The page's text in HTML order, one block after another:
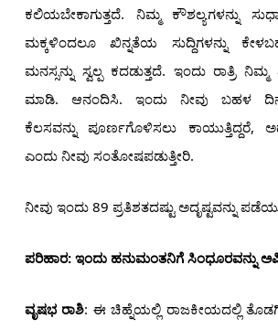
ಕಲಿಯಬೇಕಾಗುತ್ತದೆ. ನಿಮ್ಮ ಕೌಶಲ್ಯಗಳನ್ನು
ಮಕ್ಕಳಿಂದಲೂ ಖಿನ್ನತೆಯ ಸುದ್ದಿಗಳನ್ನು
ಮನಸ್ಸನ್ನು ಸ್ವಲ್ಪ ಕದಡುತ್ತದೆ. ಇಂದು ರಾತ್ರಿ ನಿಮ್ಮ
ಮಾಡಿ. ಆನಂದಿಸಿ. ಇಂದು ನೀವು ಬಹಳ
ಕೆಲಸವನ್ನು ಪೂರ್ಣಗೊಳಿಸಲು ಕಾಯುತ್ತಿದ್ದರೆ,
ಎಂದು ನೀವು ಸಂತೋಷಪಡುತ್ತೀರಿ.
ನೀವು ಇಂದು 89 ಪ್ರತಿಶತದಷ್ಟು ಅದೃಷ್ಟವನ್ನು
ಪರಿಹಾರ: ಇಂದು ಹನುಮಂತನಿಗೆ ಸಿಂಧೂರವನ್ನು
ವೃಷಭ ರಾಶಿ: ಈ ಚಿಹ್ನೆಯಲ್ಲಿ ರಾಜಕೀಯದಲ್ಲಿ